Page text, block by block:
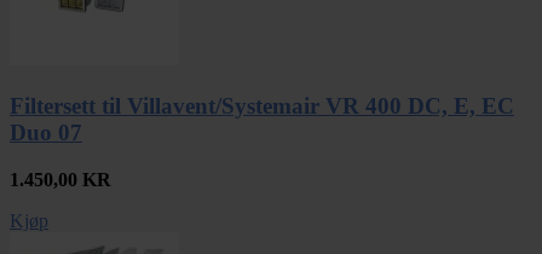
Filtersett til Villavent/Systemair VR 400 DC, E, EC
Duo 07
1.450,00 KR
Kjøp